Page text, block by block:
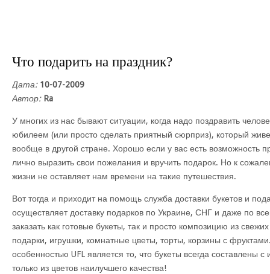
Что подарить на праздник?
Дата: 10-07-2009
Автор: Ra
У многих из нас бывают ситуации, когда надо поздравить
юбилеем (или просто сделать приятный сюрприз), который
вообще в другой стране. Хорошо если у вас есть возможность
лично выразить свои пожелания и вручить подарок. Но к
жизни не оставляет нам времени на такие путешествия.
Вот тогда и приходит на помощь служба доставки букетов и
осуществляет доставку подарков по Украине, СНГ и даже по
заказать как готовые букеты, так и просто композицию из
подарки, игрушки, комнатные цветы, торты, корзины с
особенностью UFL является то, что букеты всегда составлены
только из цветов наилучшего качества!